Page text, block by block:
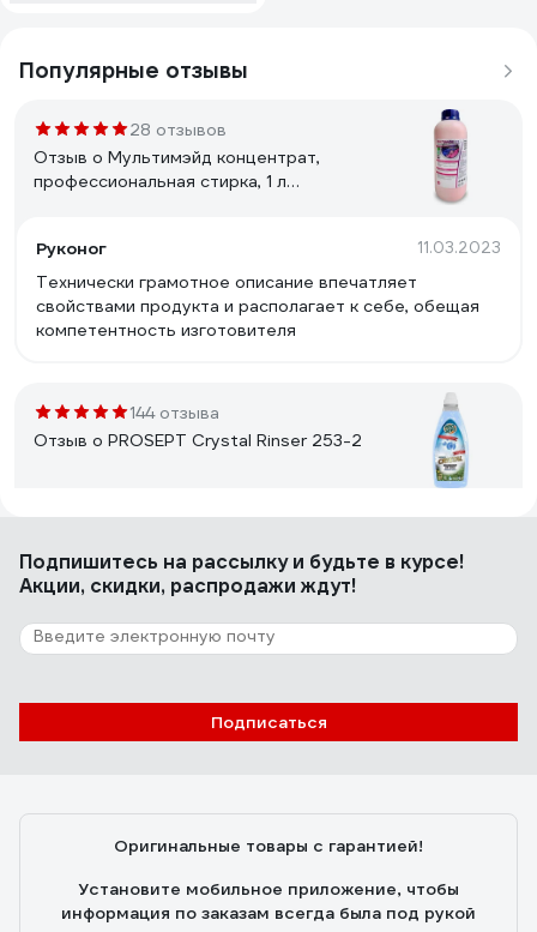
Популярные отзывы
28 отзывов
Отзыв о Мультимэйд концентрат,
профессиональная стирка, 1 л
Руконог
11.03.2023
Технически грамотное описание впечатляет
свойствами продукта и располагает к себе, обещая
компетентность изготовителя
144 отзыва
Отзыв о PROSEPT Crystal Rinser 253-2
цена
2 отзыва
Expel 1750 мл (4) TS0047
мягкие, не жесткие. Стирала детскую одежду, у
очень понравился, обязательно куплю еще и вам
рекомендую 👍🏼
Подпишитесь на рассылкуи будьте в курсе!
Акции, скидки, распродажи ждут!
Подписаться
Оригинальные товары с гарантией!
Установите мобильное приложение, чтобы
информация по заказам всегда была под рукой